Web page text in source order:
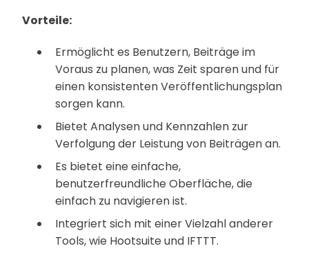
Vorteile:
Ermöglicht es Benutzern, Beiträge im
Voraus zu planen, was Zeit sparen und für
einen konsistenten Veröffentlichungsplan
sorgen kann.
Bietet Analysen und Kennzahlen zur
Verfolgung der Leistung von Beiträgen an.
Es bietet eine einfache,
benutzerfreundliche Oberfläche, die
einfach zu navigieren ist.
Integriert sich mit einer Vielzahl anderer
Tools, wie Hootsuite und IFTTT.